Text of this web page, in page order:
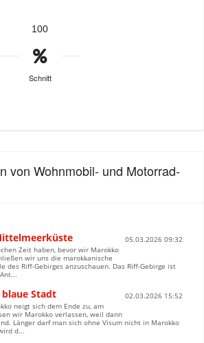
100
Schnitt
von Wohnmobil- und Motorrad-
05.03.2026 09:32
Zeit haben, bevor wir Marokko
wir uns die marokkanische
des Riff-Gebirges anzuschauen. Das Riff-Gebirge ist
Stadt
02.03.2026 15:52
neigt sich dem Ende zu, am
wir Marokko verlassen, weil dann
Länger darf man sich ohne Visum nicht in Marokko
d...